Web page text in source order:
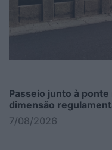
Passeio junto à ponte
dimensão
7/08/2026